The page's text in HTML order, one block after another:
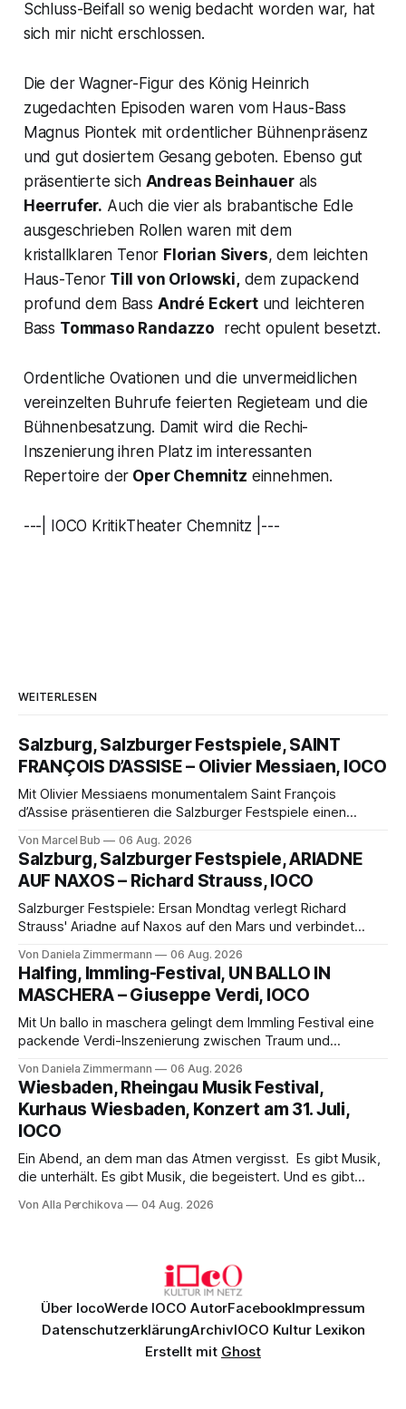
Schluss-Beifall so wenig bedacht worden war, hat
sich mir nicht erschlossen.
Die der Wagner-Figur des König Heinrich
zugedachten Episoden waren vom Haus-Bass
Magnus Piontek mit ordentlicher Bühnenpräsenz
und gut dosiertem Gesang geboten. Ebenso gut
präsentierte sich Andreas Beinhauerals
Heerrufer. Auch die vier als brabantische Edle
ausgeschrieben Rollen waren mit dem
kristallklaren Tenor Florian Sivers, dem leichten
Haus-Tenor Till von Orlowski,dem zupackend
profund dem Bass André Eckertund leichteren
Bass Tommaso Randazzo recht opulent besetzt.
Ordentliche Ovationen und die unvermeidlichen
vereinzelten Buhrufe feierten Regieteam und die
Bühnenbesatzung. Damit wird die Rechi-
Inszenierung ihren Platz im interessanten
Repertoire der Oper Chemnitz einnehmen.
---| IOCO KritikTheater Chemnitz |---
WEITERLESEN
Salzburg, Salzburger Festspiele, SAINT
FRANÇOIS D’ASSISE – Olivier Messiaen, IOCO
Mit Olivier Messiaens monumentalem Saint François
d’Assise präsentieren die Salzburger Festspiele einen
eine bildgewaltige Inszenierung, Maxime Pascal entfaltet
die komplexe Partitur eindrucksvoll, Philippe Sly berührt als
Franziskus.
Von Marcel Bub 06 Aug. 2026
Salzburg, Salzburger Festspiele, ARIADNE
AUF NAXOS – Richard Strauss, IOCO
Salzburger Festspiele: Ersan Mondtag verlegt Richard
Strauss' Ariadne auf Naxos auf den Mars und verbindet
Aufführung mit starken Solisten und den Wiener
Philharmonikern, szenisch bleibt der zweite Akt jedoch
hinter den Erwartungen zurück.
Von Daniela Zimmermann 06 Aug. 2026
Halfing, Immling-Festival, UN BALLO IN
MASCHERA – Giuseppe Verdi, IOCO
Mit Un ballo in maschera gelingt dem Immling Festival eine
packende Verdi-Inszenierung zwischen Traum und
psychologische Tiefe mit starken Bildern, getragen von
einem spielfreudigen Ensemble und einer musikalisch
überzeugenden Gesamtleistung.
Von Daniela Zimmermann 06 Aug. 2026
Wiesbaden, Rheingau Musik Festival,
Kurhaus Wiesbaden, Konzert am 31. Juli,
IOCO
Ein Abend, an dem man das Atmen vergisst. Es gibt Musik,
die unterhält. Es gibt Musik, die begeistert. Und es gibt
Genau so war der Abend im Kurhaus Wiesbaden, an dem
Von Alla Perchikova 04 Aug. 2026
Über IocoWerde IOCO AutorFacebookImpressum
DatenschutzerklärungArchivIOCO Kultur Lexikon
Erstellt mit Ghost